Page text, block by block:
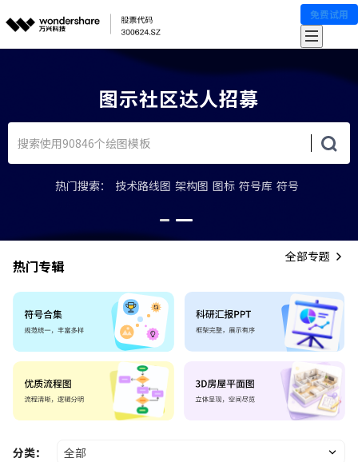
免费试用
图示社区达人招募
热门搜索： 技术路线图 架构图 图标 符号库 符号
热门专辑
全部专题
分类： 全部